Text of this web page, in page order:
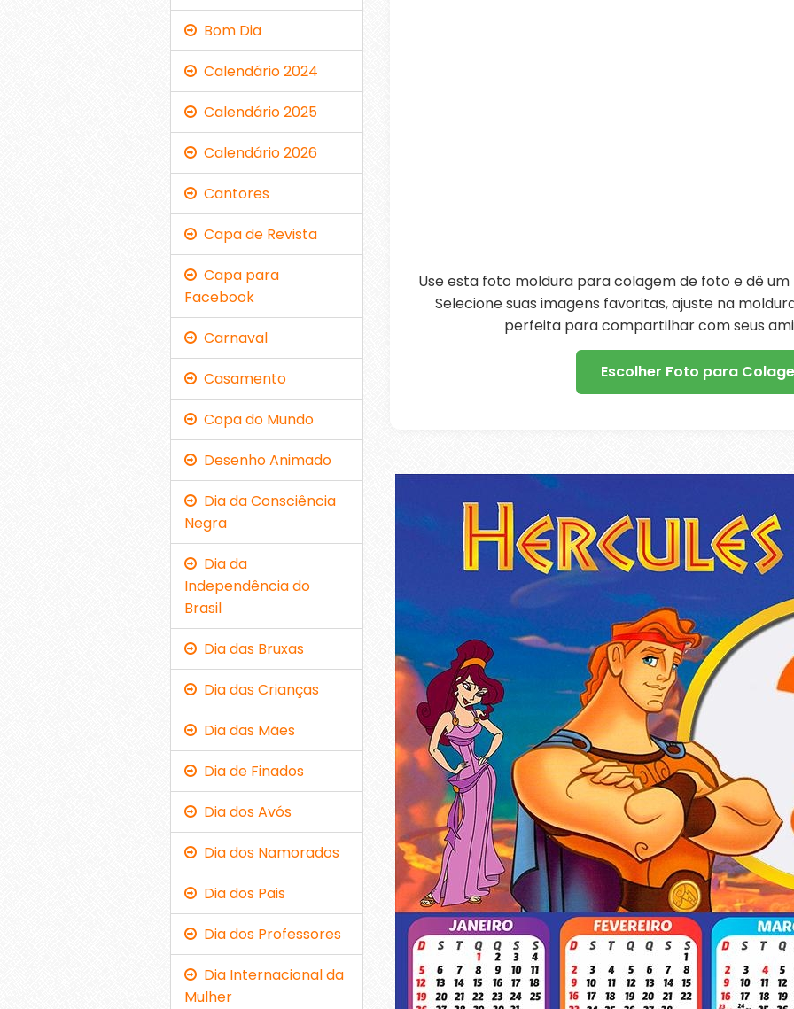
Use esta foto moldura para colagem de foto e dê um
Selecione suas imagens favoritas, ajuste na
perfeita para compartilhar com seus
Escolher Foto para
Bom Dia
Calendário 2024
Calendário 2025
Calendário 2026
Cantores
Capa de Revista
Capa para
Facebook
Carnaval
Casamento
Copa do Mundo
Desenho Animado
Dia da Consciência
Negra
Dia da
Independência do
Brasil
Dia das Bruxas
Dia das Crianças
Dia das Mães
Dia de Finados
Dia dos Avós
Dia dos Namorados
Dia dos Pais
Dia dos Professores
Dia Internacional da
Mulher